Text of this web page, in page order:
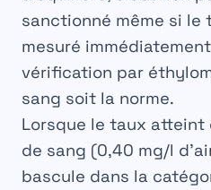
sanctionné même si le
mesuré
vérification par
sang soit la norme.
Lorsque le taux atteint
de sang (0,40 mg/l
bascule dans la